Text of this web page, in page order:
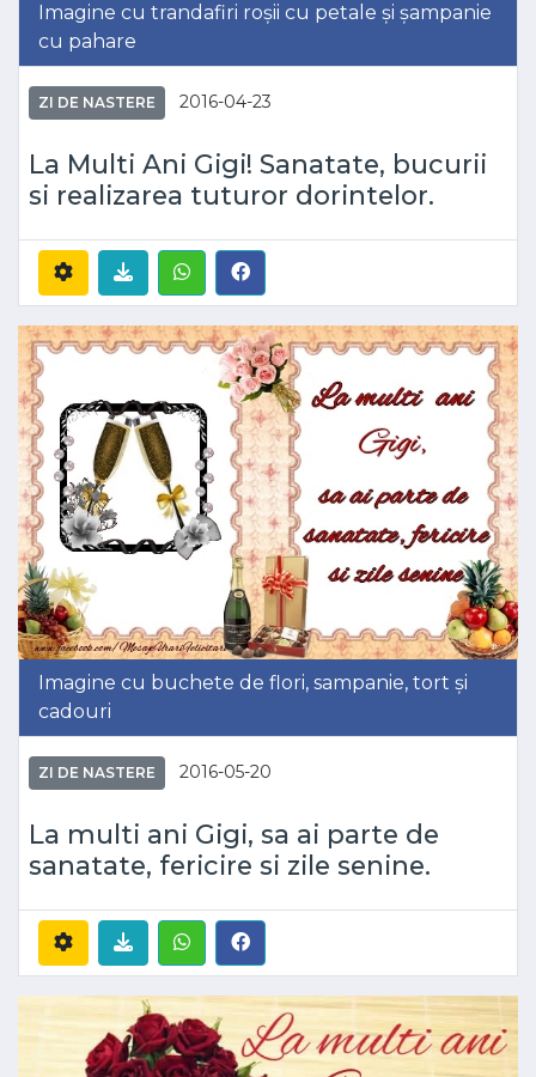
Imagine cu trandafiri roșii cu petale și șampanie
cu pahare
ZI DE NASTERE 2016-04-23
La Multi Ani Gigi! Sanatate, bucurii
si realizarea tuturor dorintelor.
Imagine cu buchete de flori, sampanie, tort și
cadouri
ZI DE NASTERE 2016-05-20
La multi ani Gigi, sa ai parte de
sanatate, fericire si zile senine.